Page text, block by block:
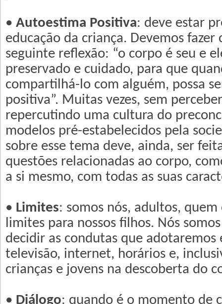
• Autoestima Positiva: deve estar
educação da criança. Devemos fazer
seguinte reflexão: “o corpo é seu e
preservado e cuidado, para que
compartilhá-lo com alguém, possa
positiva”. Muitas vezes, sem
repercutindo uma cultura do
modelos pré-estabelecidos pela
sobre esse tema deve, ainda, ser
questões relacionadas ao corpo,
a si mesmo, com todas as suas
• Limites: somos nós, adultos, quem
limites para nossos filhos. Nós
decidir as condutas que adotaremos
televisão, internet, horários e,
crianças e jovens na descoberta do
• Diálogo: quando é o momento de